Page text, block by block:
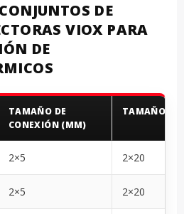
DE
VIOX PARA
DE
TAMAÑO DE
CONEXIÓN (MM)
TAMAÑO
2×5 2×20
2×5 2×20